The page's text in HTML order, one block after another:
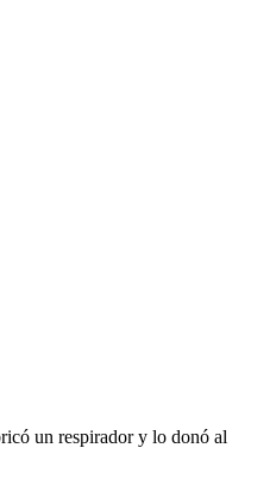
Buenos Aires y del partido de La
Mantente informado sobre
más.
un respirador y lo donó al